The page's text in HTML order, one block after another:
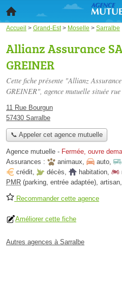
Accueil > Grand-Est> Moselle > Sarralbe
Allianz Assurance
GREINER
Cette fiche présente "Allianz
GREINER", agence mutuelle située
11 Rue Bourgun
57430 Sarralbe
📞 Appeler cet agence mutuelle
Agence mutuelle - Fermée, ouvre
Assurances :
animaux, auto,
crédit, décès, habitation,
PMR (parking, entrée adaptée), artisan,
Recommander cette agence
Améliorer cette fiche
Autres agences à Sarralbe